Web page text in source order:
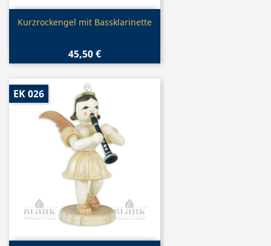
Vorschau
Kurzrockengel mit Bassklarinette
45,50 €
EK 026